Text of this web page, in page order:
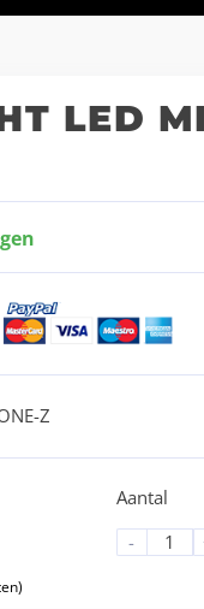
LED
Z
Aantal
-